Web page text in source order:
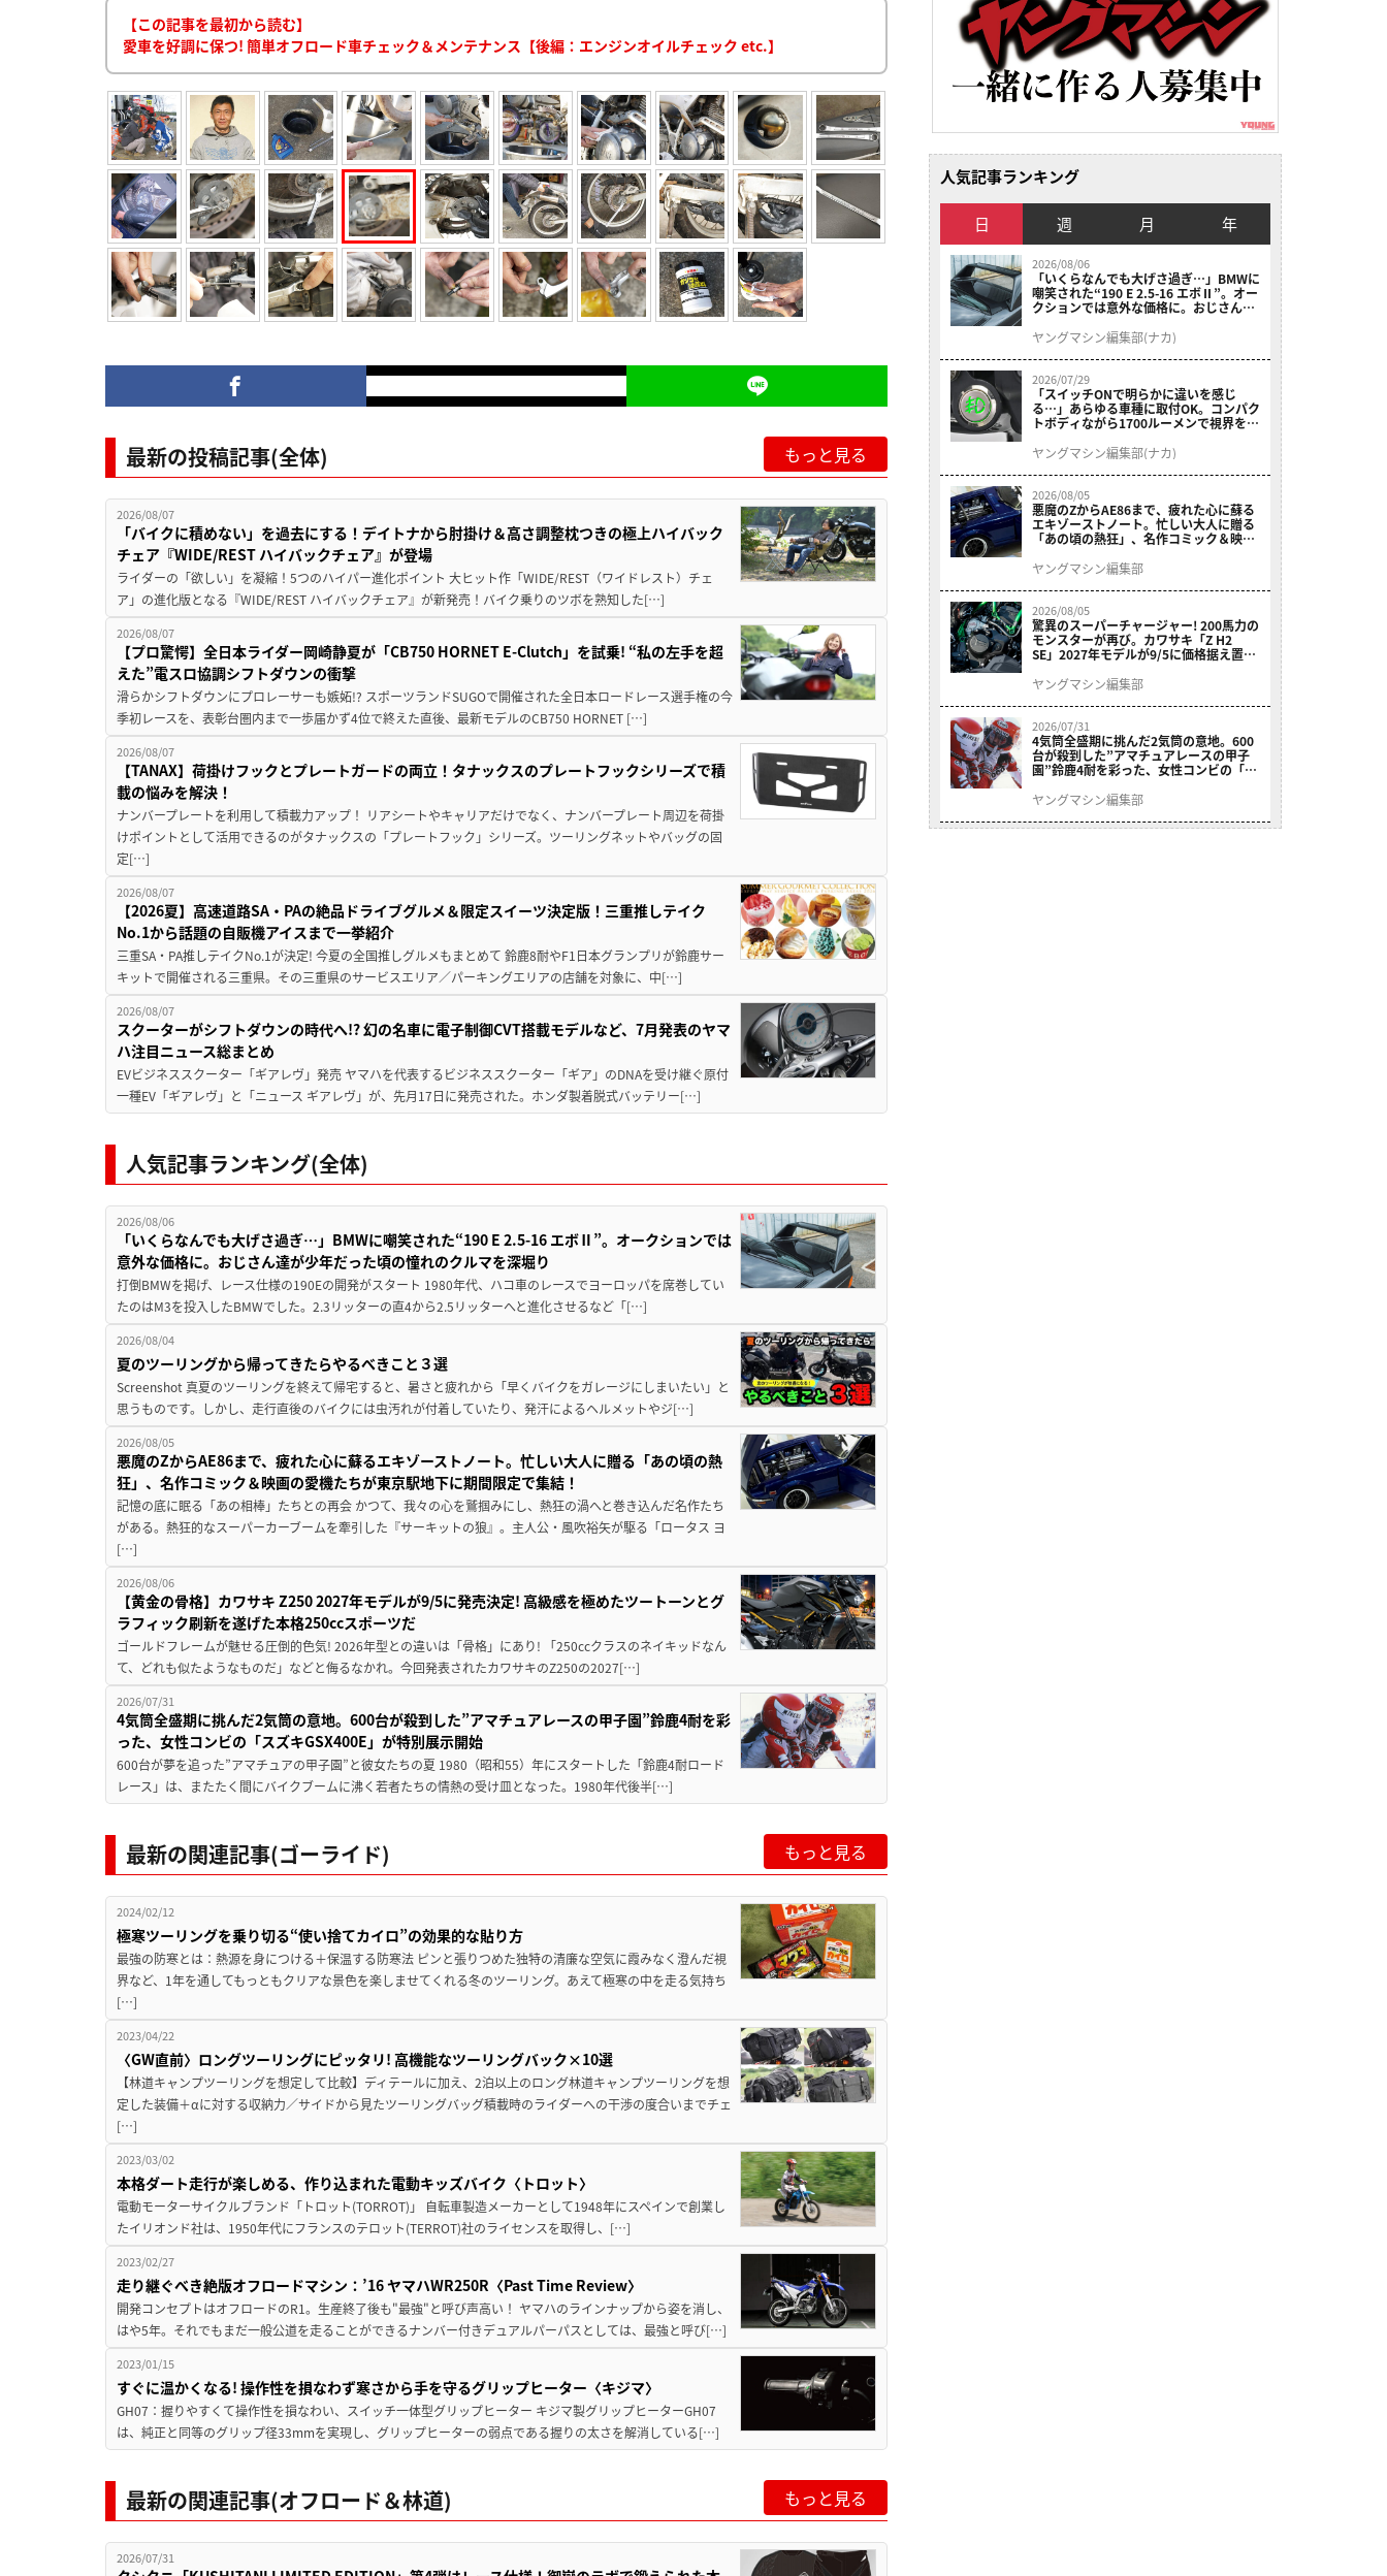
【この記事を最初から読む】
愛車を好調に保つ! 簡単オフロード車チェック＆メンテナンス【後編：エンジンオイルチェック etc.】
最新の投稿記事(全体) もっと見る
2026/08/07
「バイクに積めない」を過去にする！デイトナから肘掛け＆高さ調整枕つきの極上ハイバック
チェア『WIDE/REST ハイバックチェア』が登場
ライダーの「欲しい」を凝縮！5つのハイパー進化ポイント 大ヒット作「WIDE/REST（ワイドレスト）チェ
ア」の進化版となる『WIDE/REST ハイバックチェア』が新発売！バイク乗りのツボを熟知した[…]
2026/08/07
【プロ驚愕】全日本ライダー岡崎静夏が「CB750 HORNET E-Clutch」を試乗! “私の左手を超
えた”電スロ協調シフトダウンの衝撃
滑らかシフトダウンにプロレーサーも嫉妬!? スポーツランドSUGOで開催された全日本ロードレース選手権の今
季初レースを、表彰台圏内まで一歩届かず4位で終えた直後、最新モデルのCB750 HORNET […]
2026/08/07
【TANAX】荷掛けフックとプレートガードの両立！タナックスのプレートフックシリーズで積
載の悩みを解決！
ナンバープレートを利用して積載力アップ！ リアシートやキャリアだけでなく、ナンバープレート周辺を荷掛
けポイントとして活用できるのがタナックスの「プレートフック」シリーズ。ツーリングネットやバッグの固
定[…]
2026/08/07
【2026夏】高速道路SA・PAの絶品ドライブグルメ＆限定スイーツ決定版！三重推しテイク
No.1から話題の自販機アイスまで一挙紹介
三重SA・PA推しテイクNo.1が決定! 今夏の全国推しグルメもまとめて 鈴鹿8耐やF1日本グランプリが鈴鹿サー
キットで開催される三重県。その三重県のサービスエリア／パーキングエリアの店舗を対象に、中[…]
2026/08/07
スクーターがシフトダウンの時代へ!? 幻の名車に電子制御CVT搭載モデルなど、7月発表のヤマ
ハ注目ニュース総まとめ
EVビジネススクーター「ギアレヴ」発売 ヤマハを代表するビジネススクーター「ギア」のDNAを受け継ぐ原付
一種EV「ギアレヴ」と「ニュース ギアレヴ」が、先月17日に発売された。ホンダ製着脱式バッテリー[…]
人気記事ランキング(全体)
2026/08/06
「いくらなんでも大げさ過ぎ…」BMWに嘲笑された“190 E 2.5-16 エボⅡ”。オークションでは
意外な価格に。おじさん達が少年だった頃の憧れのクルマを深堀り
打倒BMWを掲げ、レース仕様の190Eの開発がスタート 1980年代、ハコ車のレースでヨーロッパを席巻してい
たのはM3を投入したBMWでした。2.3リッターの直4から2.5リッターへと進化させるなど「[…]
2026/08/04
夏のツーリングから帰ってきたらやるべきこと３選
Screenshot 真夏のツーリングを終えて帰宅すると、暑さと疲れから「早くバイクをガレージにしまいたい」と
思うものです。しかし、走行直後のバイクには虫汚れが付着していたり、発汗によるヘルメットやジ[…]
2026/08/05
悪魔のZからAE86まで、疲れた心に蘇るエキゾーストノート。忙しい大人に贈る「あの頃の熱
狂」、名作コミック＆映画の愛機たちが東京駅地下に期間限定で集結！
記憶の底に眠る「あの相棒」たちとの再会 かつて、我々の心を鷲掴みにし、熱狂の渦へと巻き込んだ名作たち
がある。熱狂的なスーパーカーブームを牽引した『サーキットの狼』。主人公・風吹裕矢が駆る「ロータス ヨ
[…]
2026/08/06
【黄金の骨格】カワサキ Z250 2027年モデルが9/5に発売決定! 高級感を極めたツートーンとグ
ラフィック刷新を遂げた本格250ccスポーツだ
ゴールドフレームが魅せる圧倒的色気! 2026年型との違いは「骨格」にあり! 「250ccクラスのネイキッドなん
て、どれも似たようなものだ」などと侮るなかれ。今回発表されたカワサキのZ250の2027[…]
2026/07/31
4気筒全盛期に挑んだ2気筒の意地。600台が殺到した”アマチュアレースの甲子園”鈴鹿4耐を彩
った、女性コンビの「スズキGSX400E」が特別展示開始
600台が夢を追った”アマチュアの甲子園”と彼女たちの夏 1980（昭和55）年にスタートした「鈴鹿4耐ロード
レース」は、またたく間にバイクブームに沸く若者たちの情熱の受け皿となった。1980年代後半[…]
最新の関連記事(ゴーライド) もっと見る
2024/02/12
極寒ツーリングを乗り切る“使い捨てカイロ”の効果的な貼り方
最強の防寒とは：熱源を身につける＋保温する防寒法 ピンと張りつめた独特の清廉な空気に霞みなく澄んだ視
界など、1年を通してもっともクリアな景色を楽しませてくれる冬のツーリング。あえて極寒の中を走る気持ち
[…]
2023/04/22
〈GW直前〉ロングツーリングにピッタリ! 高機能なツーリングバック×10選
【林道キャンプツーリングを想定して比較】ディテールに加え、2泊以上のロング林道キャンプツーリングを想
定した装備＋αに対する収納力／サイドから見たツーリングバッグ積載時のライダーへの干渉の度合いまでチェ
[…]
2023/03/02
本格ダート走行が楽しめる、作り込まれた電動キッズバイク〈トロット〉
電動モーターサイクルブランド「トロット(TORROT)」 自転車製造メーカーとして1948年にスペインで創業し
たイリオンド社は、1950年代にフランスのテロット(TERROT)社のライセンスを取得し、[…]
2023/02/27
走り継ぐべき絶版オフロードマシン：’16 ヤマハWR250R〈Past Time Review〉
開発コンセプトはオフロードのR1。生産終了後も"最強"と呼び声高い！ ヤマハのラインナップから姿を消し、
はや5年。それでもまだ一般公道を走ることができるナンバー付きデュアルパーパスとしては、最強と呼び[…]
2023/01/15
すぐに温かくなる! 操作性を損なわず寒さから手を守るグリップヒーター〈キジマ〉
GH07：握りやすくて操作性を損なわい、スイッチ一体型グリップヒーター キジマ製グリップヒーターGH07
は、純正と同等のグリップ径33mmを実現し、グリップヒーターの弱点である握りの太さを解消している[…]
最新の関連記事(オフロード＆林道) もっと見る
2026/07/31
人気記事ランキング
日 週 月 年
2026/08/06
「いくらなんでも大げさ過ぎ…」BMWに
嘲笑された“190 E 2.5-16 エボⅡ”。オー
クションでは意外な価格に。おじさん達
ヤングマシン編集部(ナカ)
2026/07/29
「スイッチONで明らかに違いを感じ
る…」あらゆる車種に取付OK。コンパク
トボディながら1700ルーメンで視界を確
ニット プレシャスレイ スモール］
ヤングマシン編集部(ナカ)
2026/08/05
悪魔のZからAE86まで、疲れた心に蘇る
エキゾーストノート。忙しい大人に贈る
「あの頃の熱狂」、名作コミック＆映画
結！
ヤングマシン編集部
2026/08/05
驚異のスーパーチャージャー! 200馬力の
モンスターが再び。カワサキ「Z H2
SE」2027年モデルが9/5に価格据え置き
ヤングマシン編集部
2026/07/31
4気筒全盛期に挑んだ2気筒の意地。600
台が殺到した”アマチュアレースの甲子
園”鈴鹿4耐を彩った、女性コンビの「ス
ヤングマシン編集部